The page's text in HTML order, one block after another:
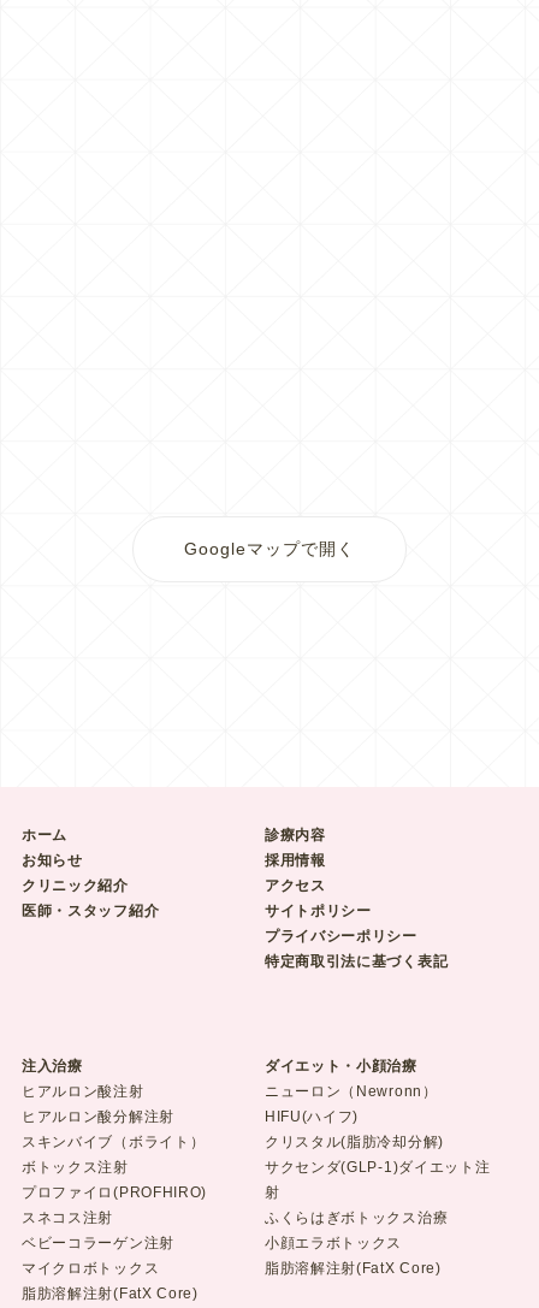
Googleマップで開く
ホーム
お知らせ
クリニック紹介
医師・スタッフ紹介
診療内容
採用情報
アクセス
サイトポリシー
プライバシーポリシー
特定商取引法に基づく表記
注入治療
ヒアルロン酸注射
ヒアルロン酸分解注射
スキンバイブ（ボライト）
ボトックス注射
プロファイロ(PROFHIRO)
スネコス注射
ベビーコラーゲン注射
マイクロボトックス
脂肪溶解注射(FatX Core)
ダイエット・小顔治療
ニューロン（Newronn）
HIFU(ハイフ)
クリスタル(脂肪冷却分解)
サクセンダ(GLP-1)ダイエット注
射
ふくらはぎボトックス治療
小顔エラボトックス
脂肪溶解注射(FatX Core)